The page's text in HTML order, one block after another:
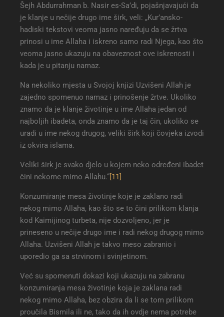
Šejh Abdurrahman b. Nasir es-Sa’di, pojašnjavajući da
je klanje u nečije drugo ime širk, veli: „Kur’ansko-
hadiski tekstovi veoma jasno naređuju da se žrtva
prinosi u ime Allaha i iskreno samo radi Njega, kao što
veoma jasno ukazuju na obaveznost ove iskrenosti i
kada je u pitanju namaz.
Na nekoliko mjesta u Svojoj knjizi Uzvišeni Allah je
zajedno spomenuo namaz i prinošenje žrtve. Ukoliko
znamo da je klanje životinje u ime Allaha jedan od
najboljih ibadeta, onda znamo da je taj čin, ukoliko se
uradi u ime nekog drugog, veliki širk koji čovjeka izvodi
iz okvira islama.
Veliki širk je svako djelo u kojem neko određeni ibadet
čini nekome mimo Allahu.“[11]
Konzumiranje mesa životinje koje je zaklano radi
nekog mimo Allaha, kao što se to čini prilikom klanja
kod Kaimijinog turbeta, nije dozvoljeno, jer je
prineseno u nečije drugo ime i radi nekog drugog mimo
Allaha. Uzvišeni Allah je takvo meso zabranio i
uporedio ga sa strvinom i svinjetinom.
Već su spomenuti dokazi koji ukazuju na zabranu
konzumiranja mesa životinje koja je zaklana radi
nekog mimo Allaha, bez obzira da li se tom prilikom
proučila Bismila ili ne, tako da ih ovdje nema potrebe